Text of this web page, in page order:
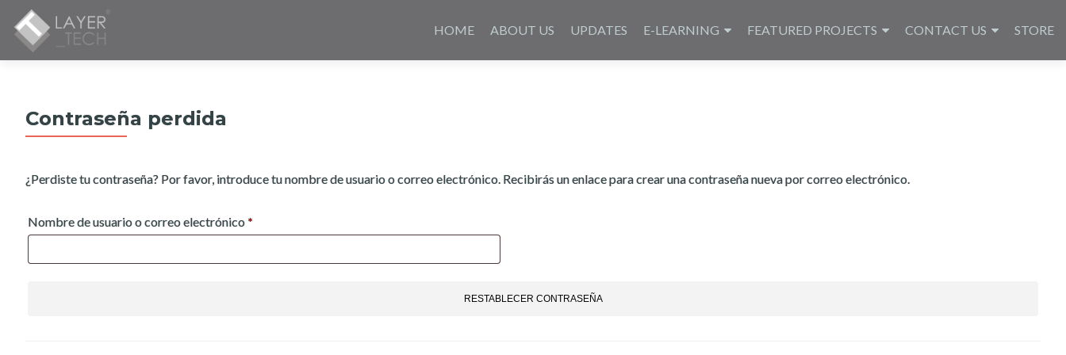
al
HOME ABOUT US UPDATES E-LEARNING FEATURED PROJECTS CONTACT US STORE
Contraseña perdida
¿Perdiste tu contraseña? Por favor, introduce tu nombre de usuario o correo electrónico. Recibirás un enlace para crear una contraseña nueva por correo electrónico.
Nombre de usuario o correo electrónico *
RESTABLECER CONTRASEÑA